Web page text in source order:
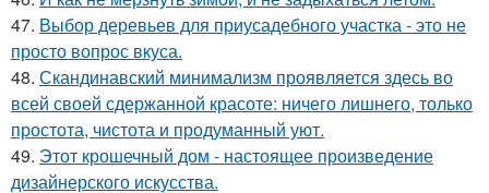
47. Выбор деревьев для приусадебного участка - это не
просто вопрос вкуса.
48. Скандинавский минимализм проявляется здесь во
всей своей сдержанной красоте: ничего лишнего, только
простота, чистота и продуманный уют.
49. Этот крошечный дом - настоящее произведение
дизайнерского искусства.